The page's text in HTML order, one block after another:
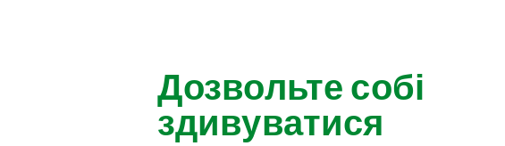
Дозвольте собі
здивуватися